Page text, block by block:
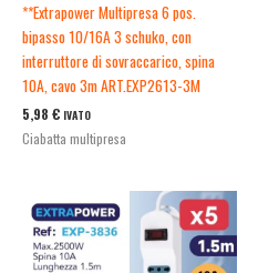
**Extrapower Multipresa 6 pos.
bipasso 10/16A 3 schuko, con
interruttore di sovraccarico, spina
10A, cavo 3m ART.EXP2613-3M
5,98 € IVATO
Ciabatta multipresa